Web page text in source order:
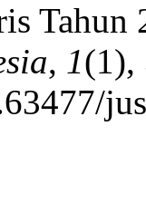
, 1(1),